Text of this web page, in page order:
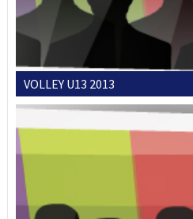
VOLLEY U13 2013